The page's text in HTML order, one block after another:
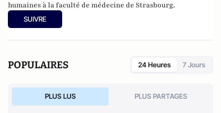
humaines à la faculté de médecine de Strasbourg.
SUIVRE
POPULAIRES 24 Heures 7 Jours
PLUS LUS PLUS PARTAGES